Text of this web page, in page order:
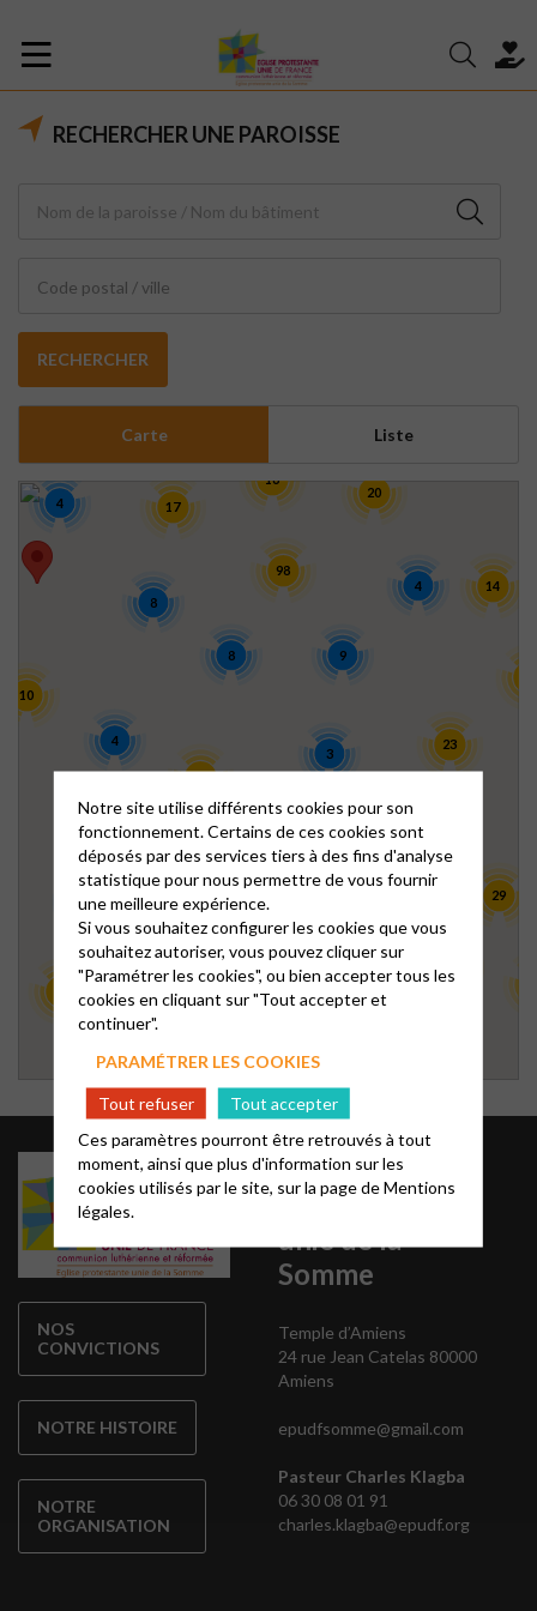
RECHERCHER UNE PAROISSE
Code postal / ville
RECHERCHER
Carte Liste
22
138
104 29
10
14
98
20
23
9
28
15
8
5
22
4
4
16
17
8
4
8
3
21
3
NOS
CONVICTIONS
NOTRE HISTOIRE
NOTRE
ORGANISATION
Eglise
protestante
unie de la
Somme
Temple d’Amiens
24 rue Jean Catelas 80000
Amiens
epudfsomme@gmail.com
Pasteur Charles Klagba
06 30 08 01 91
charles.klagba@epudf.org
Notre site utilise différents cookies pour son
fonctionnement. Certains de ces cookies sont
déposés par des services tiers à des fins d'analyse
statistique pour nous permettre de vous fournir
une meilleure expérience.
Si vous souhaitez configurer les cookies que vous
souhaitez autoriser, vous pouvez cliquer sur
"Paramétrer les cookies", ou bien accepter tous les
cookies en cliquant sur "Tout accepter et
continuer".
PARAMÉTRER LES COOKIES
Tout refuser
Tout accepter
Ces paramètres pourront être retrouvés à tout
moment, ainsi que plus d'information sur les
cookies utilisés par le site, sur la page deMentions
légales.